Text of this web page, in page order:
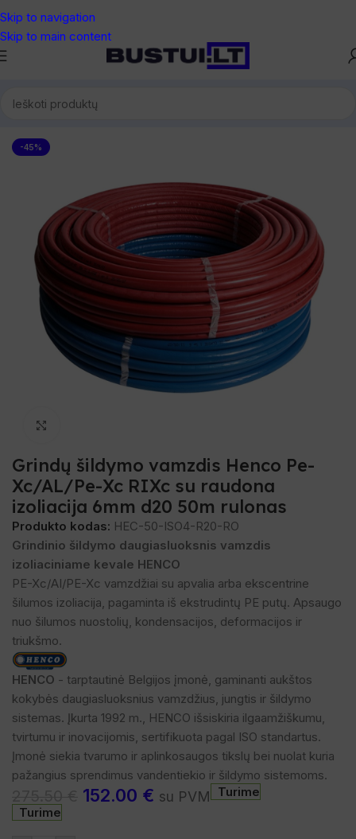
Skip to navigation
Skip to main content
-45%
Grindų šildymo vamzdis Henco Pe-
Xc/AL/Pe-Xc RIXc su raudona
izoliacija 6mm d20 50m rulonas
Produkto kodas: HEC-50-ISO4-R20-RO
Grindinio šildymo daugiasluoksnis vamzdis
izoliaciniame kevale HENCO
PE-Xc/AI/PE-Xc vamzdžiai su apvalia arba ekscentrine
šilumos izoliacija, pagaminta iš ekstrudintų PE putų. Apsaugo
nuo šilumos nuostolių, kondensacijos, deformacijos ir
triukšmo.
HENCO - tarptautinė Belgijos įmonė, gaminanti aukštos
kokybės daugiasluoksnius vamzdžius, jungtis ir šildymo
sistemas. Įkurta 1992 m., HENCO išsiskiria ilgaamžiškumu,
tvirtumu ir inovacijomis, sertifikuota pagal ISO standartus.
Įmonė siekia tvarumo ir aplinkosaugos tikslų bei nuolat kuria
pažangius sprendimus vandentiekio ir šildymo sistemoms.
152.00 € su PVM
Turime
Turime